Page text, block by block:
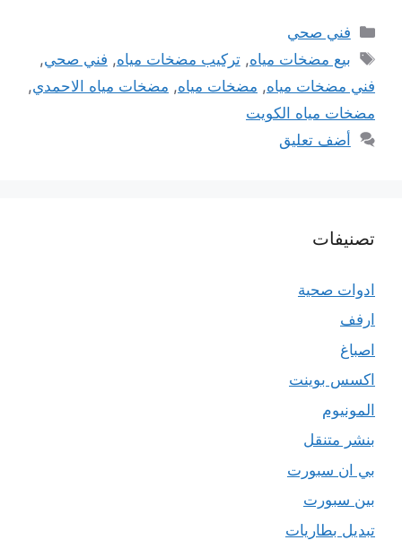
التصنيفات
فني صحي
الوسوم
بيع مضخات مياه,تركيب مضخات مياه, فني صحي,
فني مضخات مياه, مضخات مياه, مضخات مياه الاحمدي,
مضخات مياه الكويت
أضف تعليق
تصنيفات
ادوات صحية
ارفف
اصباغ
اكسس بوينت
المونيوم
بنشر متنقل
بي ان سبورت
بين سبورت
تبديل بطاريات